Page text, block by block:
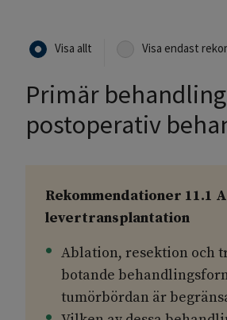
Visa allt Visa endast
Primär
postoperativ
Rekommendationer 11.1
levertransplantation
Ablation, resektion och
botande
tumörbördan är